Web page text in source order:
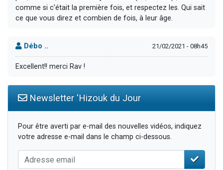
comme si c'était la première fois, et respectez les. Qui sait
ce que vous direz et combien de fois, à leur âge.
Débo .. 21/02/2021 - 08h45
Excellent!! merci Rav !
Newsletter 'Hizouk du Jour
Pour être averti par e-mail des nouvelles vidéos, indiquez
votre adresse e-mail dans le champ ci-dessous.